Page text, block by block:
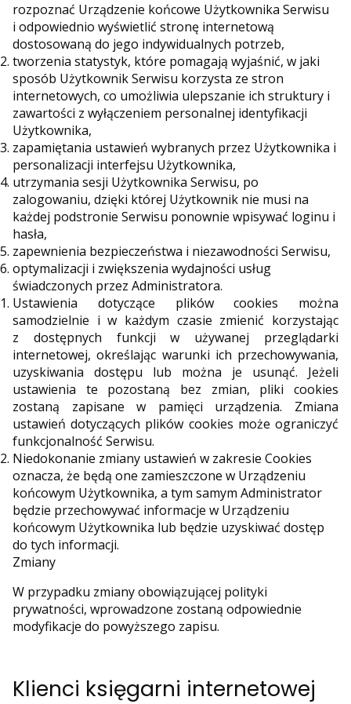
rozpoznać Urządzenie końcowe Użytkownika Serwisu
i odpowiednio wyświetlić stronę internetową
dostosowaną do jego indywidualnych potrzeb,
tworzenia statystyk, które pomagają wyjaśnić, w jaki
sposób Użytkownik Serwisu korzysta ze stron
internetowych, co umożliwia ulepszanie ich struktury i
zawartości z wyłączeniem personalnej identyfikacji
Użytkownika,
zapamiętania ustawień wybranych przez Użytkownika i
personalizacji interfejsu Użytkownika,
utrzymania sesji Użytkownika Serwisu, po
zalogowaniu, dzięki której Użytkownik nie musi na
każdej podstronie Serwisu ponownie wpisywać loginu i
hasła,
zapewnienia bezpieczeństwa i niezawodności Serwisu,
optymalizacji i zwiększenia wydajności usług
świadczonych przez Administratora.
Ustawienia dotyczące plików cookies można
samodzielnie i w każdym czasie zmienić korzystając
z dostępnych funkcji w używanej przeglądarki
internetowej, określając warunki ich przechowywania,
uzyskiwania dostępu lub można je usunąć. Jeżeli
ustawienia te pozostaną bez zmian, pliki cookies
zostaną zapisane w pamięci urządzenia. Zmiana
ustawień dotyczących plików cookies może ograniczyć
funkcjonalność Serwisu.
Niedokonanie zmiany ustawień w zakresie Cookies
oznacza, że będą one zamieszczone w Urządzeniu
końcowym Użytkownika, a tym samym Administrator
będzie przechowywać informacje w Urządzeniu
końcowym Użytkownika lub będzie uzyskiwać dostęp
do tych informacji.
Zmiany
W przypadku zmiany obowiązującej polityki
prywatności, wprowadzone zostaną odpowiednie
modyfikacje do powyższego zapisu.
Klienci księgarni internetowej